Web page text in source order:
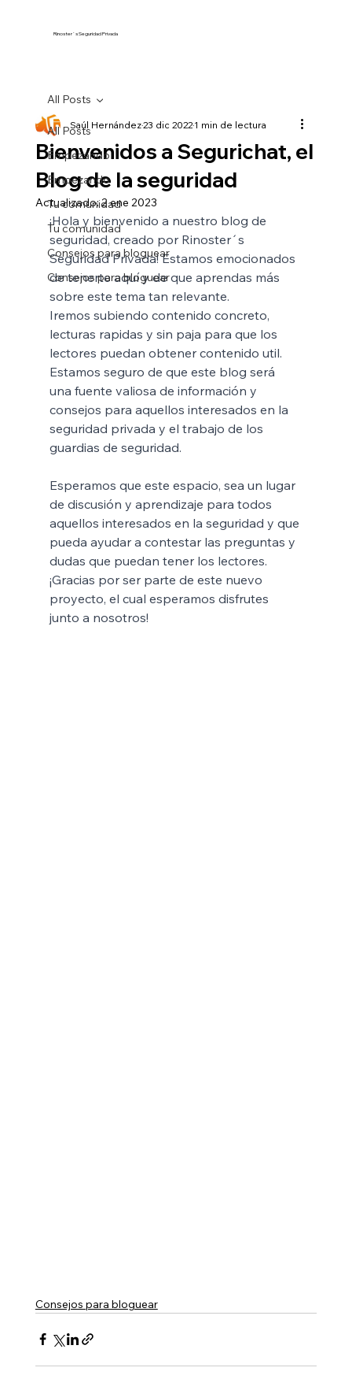
Rinoster´s Seguridad Privada
All Posts
Empezando
Empezando
Tu comunidad
Tu comunidad
Consejos para bloguear
Consejos para bloguear
All Posts
Bienvenidos a Segurichat, el
Blog de la seguridad
Saúl Hernández23 dic 20221 min de lectura
Actualizado:2 ene 2023
¡Hola y bienvenido a nuestro blog de
seguridad, creado por Rinoster´s
Seguridad Privada! Estamos emocionados
de tenerte aquí y de que aprendas más
sobre este tema tan relevante.
Iremos subiendo contenido concreto,
lecturas rapidas y sin paja para que los
lectores puedan obtener contenido util.
Estamos seguro de que este blog será
una fuente valiosa de información y
consejos para aquellos interesados ​​en la
seguridad privada y el trabajo de los
guardias de seguridad.
Esperamos que este espacio, sea un lugar
de discusión y aprendizaje para todos
aquellos interesados ​​en la seguridad y que
pueda ayudar a contestar las preguntas y
dudas que puedan tener los lectores.
¡Gracias por ser parte de este nuevo
proyecto, el cual esperamos disfrutes
junto a nosotros!
Consejos para bloguear